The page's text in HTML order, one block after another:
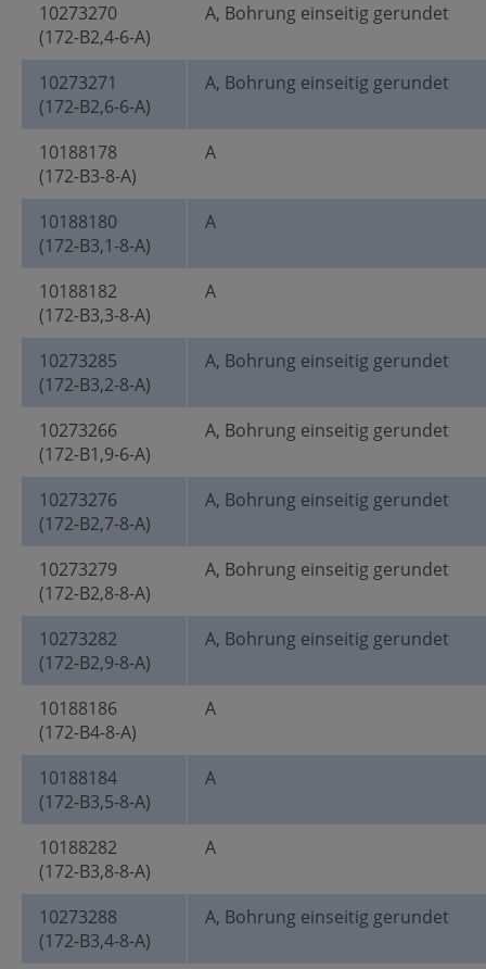
10273270
(172-B2,4-6-A)
A, Bohrung einseitig gerundet
10273271
(172-B2,6-6-A)
A, Bohrung einseitig gerundet
10188178
(172-B3-8-A)
A
10188180
(172-B3,1-8-A)
A
10188182
(172-B3,3-8-A)
A
10273285
(172-B3,2-8-A)
A, Bohrung einseitig gerundet
10273266
(172-B1,9-6-A)
A, Bohrung einseitig gerundet
10273276
(172-B2,7-8-A)
A, Bohrung einseitig gerundet
10273279
(172-B2,8-8-A)
A, Bohrung einseitig gerundet
10273282
(172-B2,9-8-A)
A, Bohrung einseitig gerundet
10188186
(172-B4-8-A)
A
10188184
(172-B3,5-8-A)
A
10188282
(172-B3,8-8-A)
A
10273288
(172-B3,4-8-A)
A, Bohrung einseitig gerundet